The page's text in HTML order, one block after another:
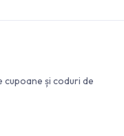
cupoane și coduri de